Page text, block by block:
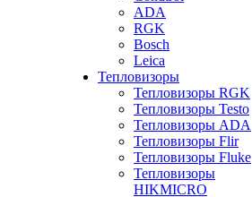
ADA
RGK
Bosch
Leica
Тепловизоры
Тепловизоры RGK
Тепловизоры Testo
Тепловизоры ADA
Тепловизоры Flir
Тепловизоры Fluke
Тепловизоры
HIKMICRO